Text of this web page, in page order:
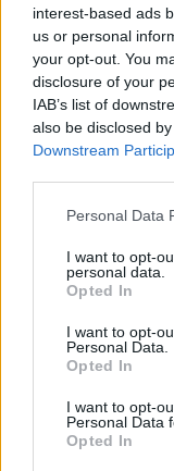
interest-based ads
us or personal
your opt-out. You
disclosure of your
IAB’s list of
also be disclosed
Downstream
Personal Data
I want to opt-
personal data.
Opted In
I want to opt-
Personal Data.
Opted In
I want to opt-
Personal Data
Opted In
ΔΕΙΤΕ
ΣΤΗΝ ΙΔΙΑ